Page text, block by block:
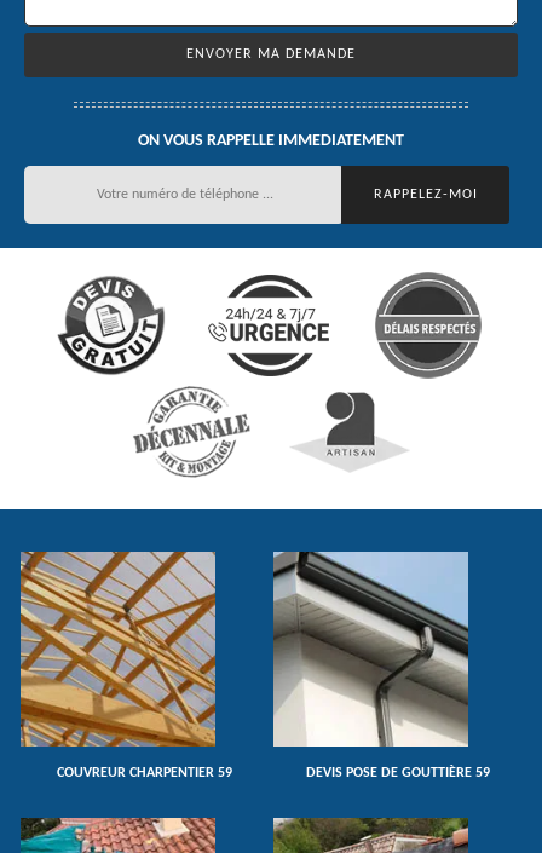
ON VOUS RAPPELLE IMMEDIATEMENT
COUVREUR CHARPENTIER 59 DEVIS POSE DE GOUTTIÈRE 59